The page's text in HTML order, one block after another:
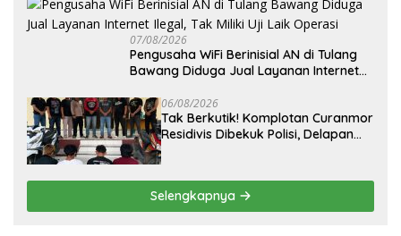
07/08/2026
Pengusaha WiFi Berinisial AN di Tulang
Bawang Diduga Jual Layanan Internet
06/08/2026
Tak Berkutik! Komplotan Curanmor
Residivis Dibekuk Polisi, Delapan
Selengkapnya